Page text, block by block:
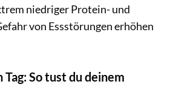
niedriger Protein- und
von Essstörungen erhöhen
So tust du deinem